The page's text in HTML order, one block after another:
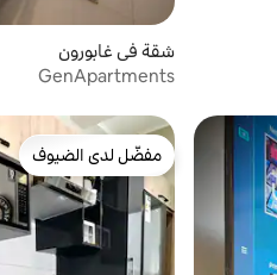
شقة في غابورون
GenApartments
مفضّل لدى الضيوف
مفضّل لدى الضيوف